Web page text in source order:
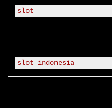
slot
slot indonesia